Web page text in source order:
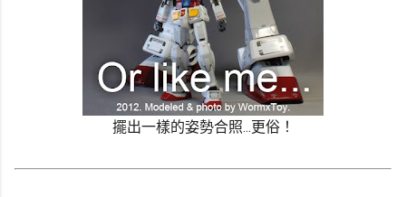
擺出一樣的姿勢合照...更俗！